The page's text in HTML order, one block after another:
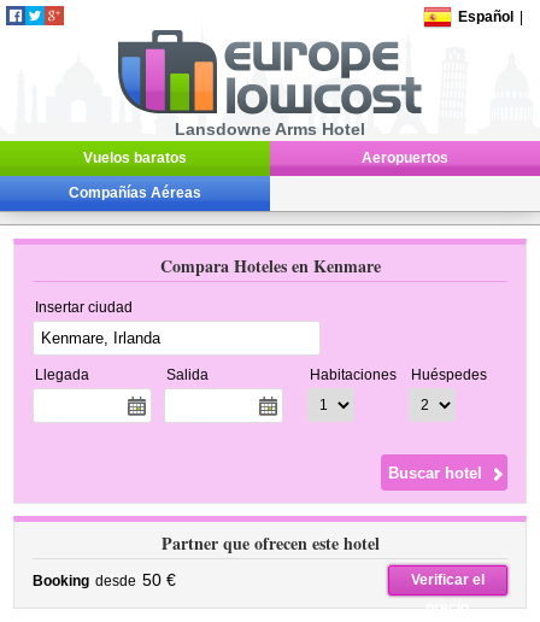
Español
Lansdowne Arms Hotel
Vuelos baratos Aeropuertos
Compañías Aéreas
Compara Hoteles en Kenmare
Insertar ciudad
Llegada Salida Habitaciones Huéspedes
Partner que ofrecen este hotel
Booking desde 50 €
Verificar el
precio